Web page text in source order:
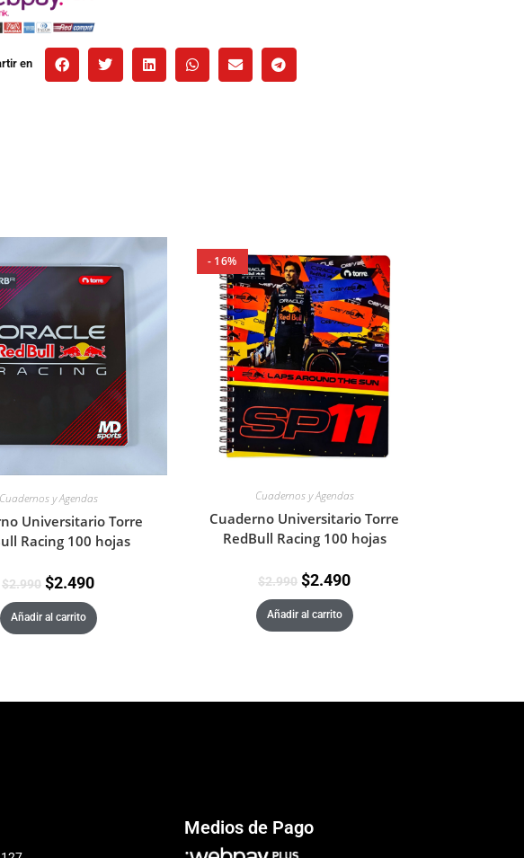
en
Cuadernos y Agendas
Universitario Torre
Racing 100 hojas
$2.990 $2.490
Añadir al carrito
- 16%
Cuadernos y Agendas
Cuaderno Universitario Torre
RedBull Racing 100 hojas
$2.990 $2.490
Añadir al carrito
Medios de Pago